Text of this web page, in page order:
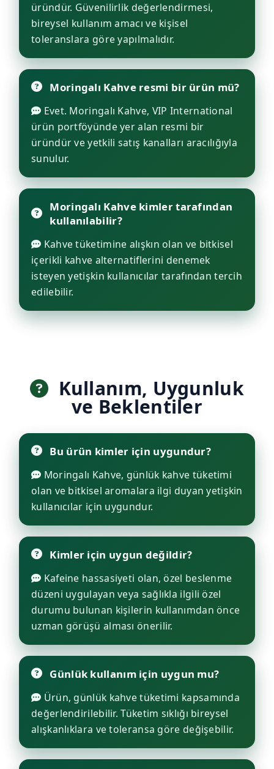
üründür. Güvenilirlik değerlendirmesi,
bireysel kullanım amacı ve kişisel
toleranslara göre yapılmalıdır.
Moringalı Kahve resmi bir ürün mü?
Evet. Moringalı Kahve, VIP International
ürün portföyünde yer alan resmi bir
üründür ve yetkili satış kanalları aracılığıyla
sunulur.
Moringalı Kahve kimler tarafından
kullanılabilir?
Kahve tüketimine alışkın olan ve bitkisel
içerikli kahve alternatiflerini denemek
isteyen yetişkin kullanıcılar tarafından tercih
edilebilir.
Kullanım, Uygunluk
ve Beklentiler
Bu ürün kimler için uygundur?
Moringalı Kahve, günlük kahve tüketimi
olan ve bitkisel aromalara ilgi duyan yetişkin
kullanıcılar için uygundur.
Kimler için uygun değildir?
Kafeine hassasiyeti olan, özel beslenme
düzeni uygulayan veya sağlıkla ilgili özel
durumu bulunan kişilerin kullanımdan önce
uzman görüşü alması önerilir.
Günlük kullanım için uygun mu?
Ürün, günlük kahve tüketimi kapsamında
değerlendirilebilir. Tüketim sıklığı bireysel
alışkanlıklara ve toleransa göre değişebilir.